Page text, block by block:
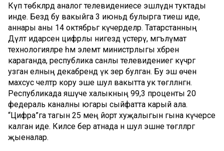
Күп төбәкләрдә аналог телевидениесе эшләүдән туктады
инде. Бездә бу вакыйга 3 июньдә булырга тиеш иде,
аннары аны 14 октябрьгә күчерделәр. Татарстанның
Дәүләт идарәсен цифрлы нигездә үстерү, мәгълүмат
технологияләре һәм элемтә министрлыгы хәбәренә
караганда, республика санлы телевидениегә күчәргә
узган елның декабрендә үк әзер булган. Бу эш өчен
махсус челтәр кору эше шул вакытта ук төгәлләнгән.
Республикада яшәүче халыкның 99,3 проценты 20
федераль каналны югары сыйфатта карый ала.
“Цифра”га тагын 25 мең йорт хуҗалыгын гына күчерәсе
калган иде. Киләсе бер атнада әнә шул эшне төгәлләргә
җыеналар.